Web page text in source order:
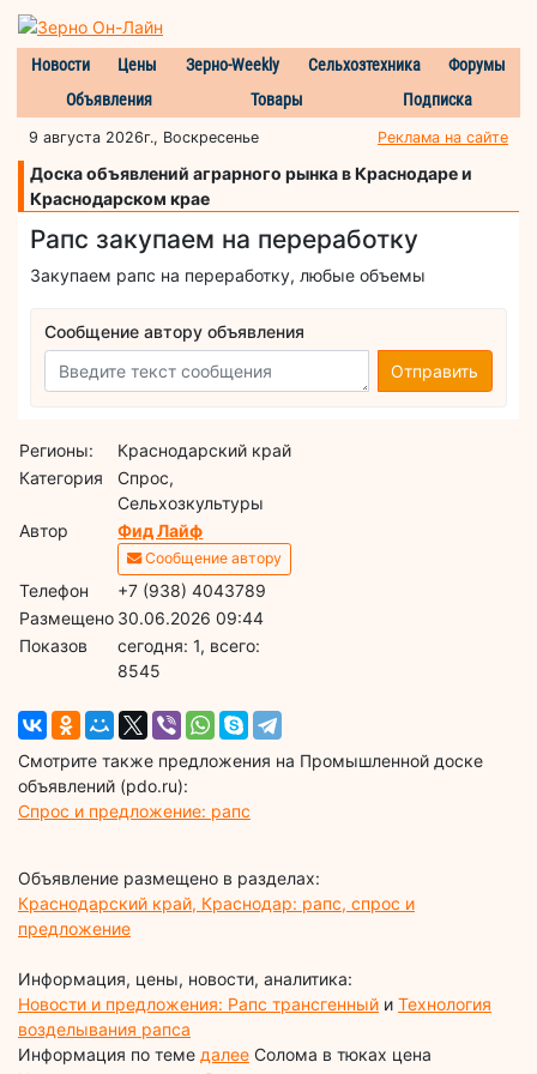
Новости Цены Зерно-Weekly Сельхозтехника
Форумы
Объявления
Товары Подписка
9 августа 2026г., Воскресенье Реклама на сайте
Доска объявлений аграрного рынка в Краснодаре и
Краснодарском крае
Рапс закупаем на переработку
Закупаем рапс на переработку, любые объемы
Сообщение автору объявления
Отправить
Регионы:
Краснодарский край
Категория
Спрос,
Сельхозкультуры
Автор
Фид Лайф
Сообщение автору
Телефон
+7 (938) 4043789
Размещено 30.06.2026 09:44
Показов
cегодня: 1, всего:
8545
Смотрите также предложения на Промышленной доске
объявлений (pdo.ru):
Спрос и предложение: рапс
Объявление размещено в разделах:
Краснодарский край, Краснодар: рапс, спрос и
предложение
Информация, цены, новости, аналитика:
Новости и предложения: Рапс трансгенный и Технология
возделывания рапса
Информация по теме далее Солома в тюках цена